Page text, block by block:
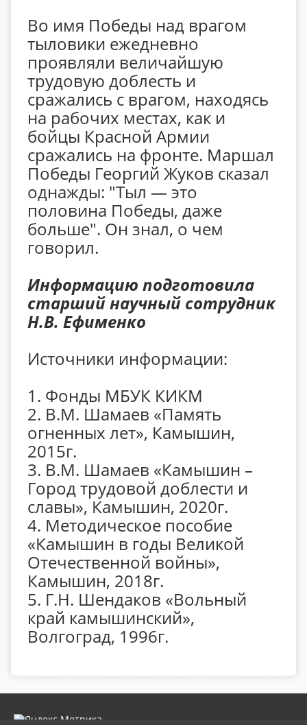
Во имя Победы над врагом
тыловики ежедневно
проявляли величайшую
трудовую доблесть и
сражались с врагом, находясь
на рабочих местах, как и
бойцы Красной Армии
сражались на фронте. Маршал
Победы Георгий Жуков сказал
однажды: "Тыл — это
половина Победы, даже
больше". Он знал, о чем
говорил.
Информацию подготовила
старший научный сотрудник
Н.В. Ефименко
Источники информации:
1. Фонды МБУК КИКМ
2. В.М. Шамаев «Память
огненных лет», Камышин,
2015г.
3. В.М. Шамаев «Камышин –
Город трудовой доблести и
славы», Камышин, 2020г.
4. Методическое пособие
«Камышин в годы Великой
Отечественной войны»,
Камышин, 2018г.
5. Г.Н. Шендаков «Вольный
край камышинский»,
Волгоград, 1996г.